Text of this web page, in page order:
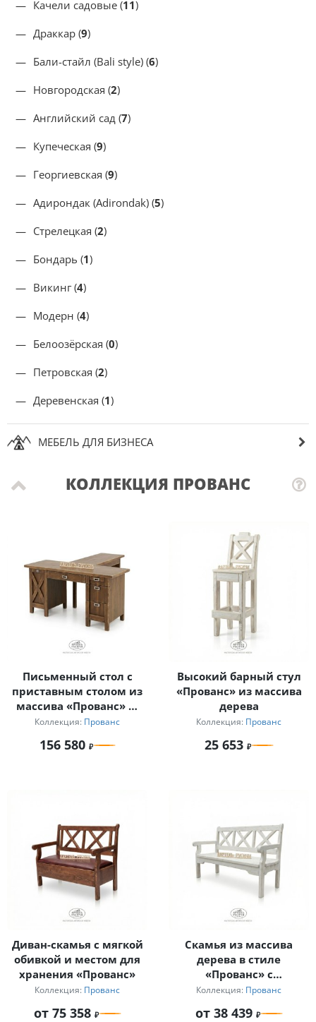
КОЛЛЕКЦИЯ ПРОВАНС
Письменный стол с
приставным столом из
массива «Прованс» —
стол для руководителя
Коллекция: Прованс
156 580
Высокий барный стул
«Прованс» из массива
дерева
Коллекция: Прованс
25 653
Диван-скамья с мягкой
обивкой и местом для
хранения «Прованс»
Коллекция: Прованс
от 75 358
Скамья из массива
дерева в стиле
«Прованс» с
подлокотниками
Коллекция: Прованс
от 38 439
Качели садовые (11)
Драккар (9)
Бали-стайл (Bali style) (6)
Новгородская (2)
Английский сад (7)
Купеческая (9)
Георгиевская (9)
Адирондак (Adirondak) (5)
Стрелецкая (2)
Бондарь (1)
Викинг (4)
Модерн (4)
Белоозёрская (0)
Петровская (2)
Деревенская (1)
МЕБЕЛЬ ДЛЯ БИЗНЕСА